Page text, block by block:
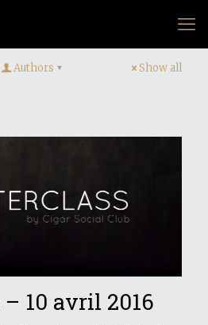
Authors Show all
10 avril 2016